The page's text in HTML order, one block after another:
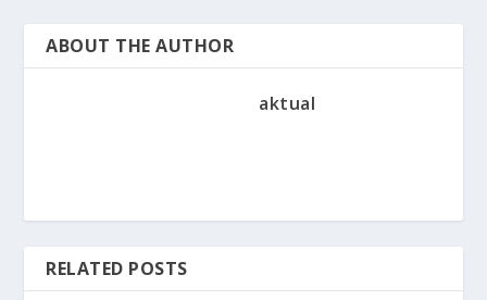
ABOUT THE AUTHOR
aktual
RELATED POSTS